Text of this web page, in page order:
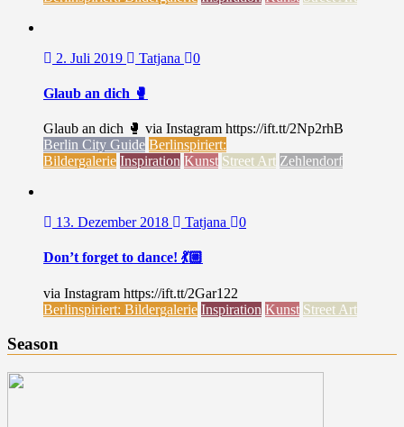
2. Juli 2019 Tatjana 0
Glaub an dich 🥊
Glaub an dich 🥊 via Instagram https://ift.tt/2Np2rhB
Berlin City Guide Berlinspiriert:
Bildergalerie Inspiration Kunst Street Art Zehlendorf
13. Dezember 2018 Tatjana 0
Don’t forget to dance! 💃🏼
via Instagram https://ift.tt/2Gar122
Berlinspiriert: Bildergalerie Inspiration Kunst Street Art
Season